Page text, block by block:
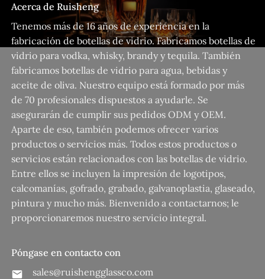
Acerca de Ruisheng
Tenemos más de 16 años de experiencia en la
fabricación de botellas de vidrio. Fabricamos botellas de
vidrio para vodka, whisky, brandy y tequila. También
fabricamos botellas de vidrio para agua, bebidas y
aceite de oliva. Nuestro equipo está formado por más
de 70 profesionales dispuestos a ayudarle. Se
asegurarán de cumplir sus pedidos ODM y OEM.
Aparte de eso, también podemos ofrecer varios
productos o servicios más. Todos estos productos o
servicios están relacionados con las botellas de vidrio.
Entre ellos se incluyen la impresión de logotipos,
calcomanías, gofrado, grabado, galvanoplastia, glaseado,
pintura y mucho más. Bienvenido a contactarnos; le
proporcionaremos nuestro servicio integral.
Póngase en contacto con
sales@ruishengglassco.com